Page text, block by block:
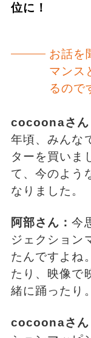
位に！
お話を
マンス
るので
cocoonaさん
年頃、みんな
ターを買いま
て、今のよう
なりました。
阿部さん：今
ジェクション
たんですよね
たり、映像で
緒に踊ったり。
cocoonaさん